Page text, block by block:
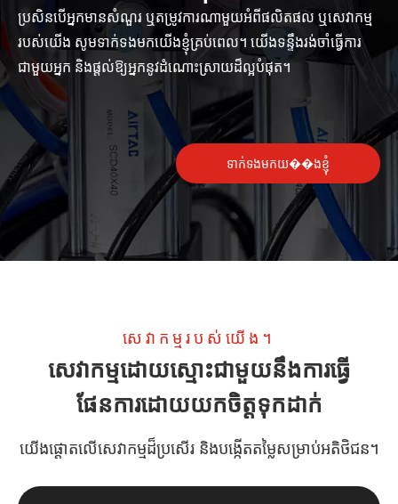
ប្រសិនបើអ្នកមានសំណួរ ឬតម្រូវការណាមួយអំពីផលិតផល ឬសេវាកម្ម
របស់យើង សូមទាក់ទងមកយើងខ្ញុំគ្រប់ពេល។ យើងទន្ទឹងរង់ចាំធ្វើការ
ជាមួយអ្នក និងផ្តល់ឱ្យអ្នកនូវដំណោះស្រាយដ៏ល្អបំផុត។
ទាក់ទងមកយ��ងខ្ញុំ
សេវាកម្មរបស់យើង។
សេវាកម្មដោយស្មោះជាមួយនឹងការធ្វើ
ផែនការដោយយកចិត្តទុកដាក់
យើងផ្តោតលើសេវាកម្មដ៏ប្រសើរ និងបង្កើតតម្លៃសម្រាប់អតិថិជន។